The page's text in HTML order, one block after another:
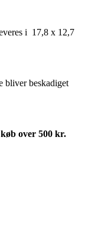
i 17,8 x 12,7
bliver beskadiget
over 500 kr.